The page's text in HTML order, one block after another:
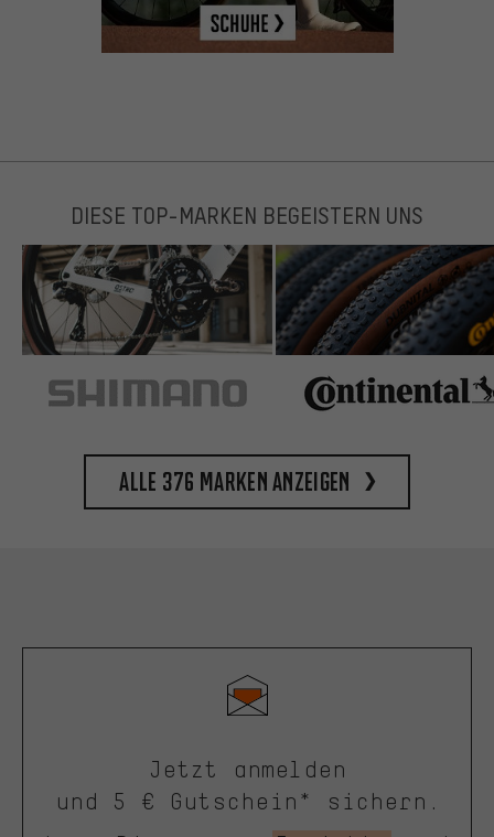
DIESE TOP-MARKEN BEGEISTERN UNS
Alle 376 Marken anzeigen
Jetzt anmelden
und 5 € Gutschein* sichern.